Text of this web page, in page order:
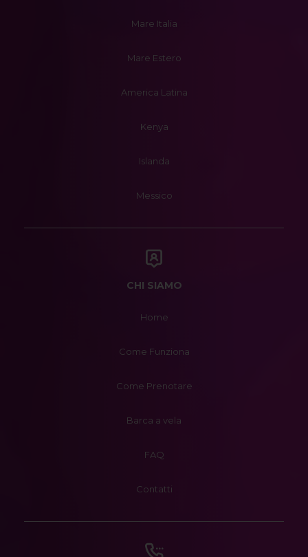
Mare Italia
Mare Estero
America Latina
Kenya
Islanda
Messico
CHI SIAMO
Home
Come Funziona
Come Prenotare
Barca a vela
FAQ
Contatti